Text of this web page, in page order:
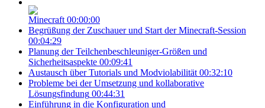
Minecraft 00:00:00
Begrüßung der Zuschauer und Start der Minecraft-Session
00:04:29
Planung der Teilchenbeschleuniger-Größen und
Sicherheitsaspekte 00:09:41
Austausch über Tutorials und Modviolabilität 00:32:10
Probleme bei der Umsetzung und kollaborative
Lösungsfindung 00:44:31
Einführung in die Konfiguration und